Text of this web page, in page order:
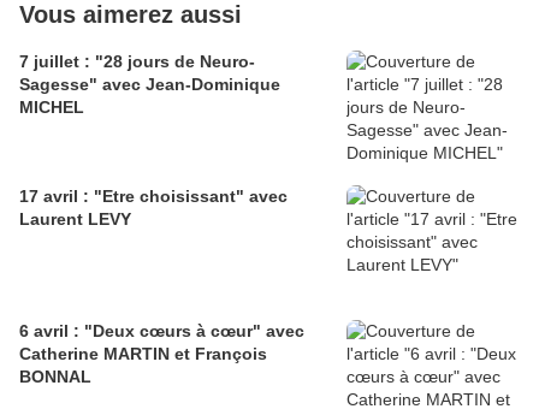
Vous aimerez aussi
7 juillet : "28 jours de Neuro-
Sagesse" avec Jean-Dominique
MICHEL
17 avril : "Etre choisissant" avec
Laurent LEVY
6 avril : "Deux cœurs à cœur" avec
Catherine MARTIN et François
BONNAL